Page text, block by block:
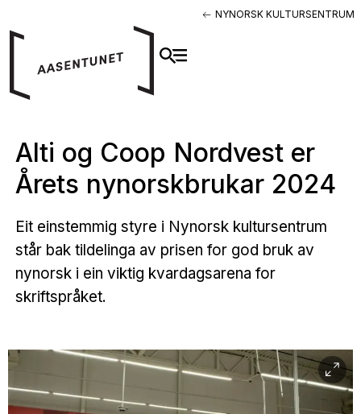
NYNORSK KULTURSENTRUM
Alti og Coop Nordvest er
Årets nynorskbrukar 2024
Eit einstemmig styre i Nynorsk kultursentrum
står bak tildelinga av prisen for god bruk av
nynorsk i ein viktig kvardagsarena for
skriftspråket.